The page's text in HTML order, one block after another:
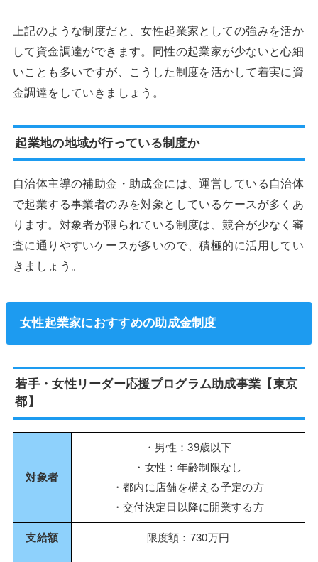
上記のような制度だと、女性起業家としての強みを活か
して資金調達ができます。同性の起業家が少ないと心細
いことも多いですが、こうした制度を活かして着実に資
金調達をしていきましょう。
起業地の地域が行っている制度か
自治体主導の補助金・助成金には、運営している自治体
で起業する事業者のみを対象としているケースが多くあ
ります。対象者が限られている制度は、競合が少なく審
査に通りやすいケースが多いので、積極的に活用してい
きましょう。
女性起業家におすすめの助成金制度
若手・女性リーダー応援プログラム助成事業【東京
都】
対象者
・男性：39歳以下
・女性：年齢制限なし
・都内に店舗を構える予定の方
・交付決定日以降に開業する方
支給額 限度額：730万円